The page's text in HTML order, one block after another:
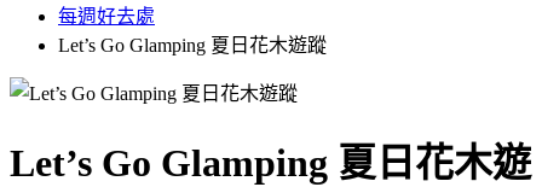
每週好去處
Let’s Go Glamping 夏日花木遊蹤
Let’s Go Glamping 夏日花木遊